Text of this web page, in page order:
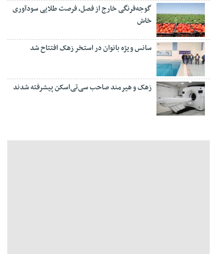
گوجه‌فرنگی خارج از فصل، فرصت طلایی سودآوری
خاش
سانس ویژه بانوان در استخر زهک افتتاح شد
زهک و هیرمند صاحب سی‌تی‌اسکن پیشرفته شدند